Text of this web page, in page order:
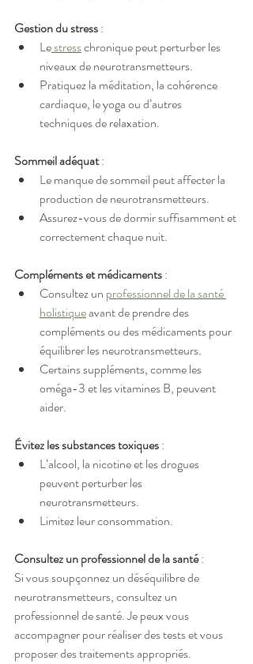
Gestion du stress :
Le stress chronique peut perturber les
niveaux de neurotransmetteurs.
Pratiquez la méditation, la cohérence
cardiaque, le yoga ou d’autres
techniques de relaxation.
Sommeil adéquat :
Le manque de sommeil peut affecter la
production de neurotransmetteurs.
Assurez-vous de dormir suffisamment et
correctement chaque nuit.
Compléments et médicaments :
Consultez un professionnel de la santé
holistique avant de prendre des
compléments ou des médicaments pour
équilibrer les neurotransmetteurs.
Certains suppléments, comme les
oméga-3 et les vitamines B, peuvent
aider.
Évitez les substances toxiques :
L’alcool, la nicotine et les drogues
peuvent perturber les
neurotransmetteurs.
Limitez leur consommation.
Consultez un professionnel de la santé :
Si vous soupçonnez un déséquilibre de
neurotransmetteurs, consultez un
professionnel de santé. Je peux vous
accompagner pour réaliser des tests et vous
proposer des traitements appropriés.